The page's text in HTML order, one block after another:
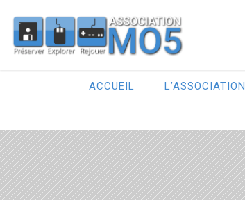
ACCUEIL L’ASSOCIATION